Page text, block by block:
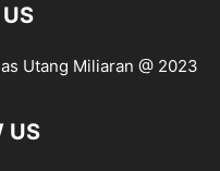
Utang Miliaran @ 2023
US